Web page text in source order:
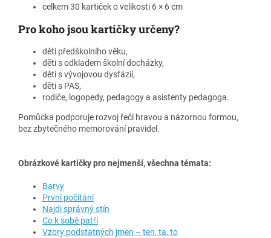
celkem 30 kartiček o velikosti 6 × 6 cm
Pro koho jsou kartičky určeny?
děti předškolního věku,
děti s odkladem školní docházky,
děti s vývojovou dysfázií,
děti s PAS,
rodiče, logopedy, pedagogy a asistenty pedagoga.
Pomůcka podporuje rozvoj řeči hravou a názornou formou,
bez zbytečného memorování pravidel.
Obrázkové kartičky pro nejmenší, všechna témata:
Barvy
První počítání
Najdi správný stín
Co k sobě patří
Vzory podstatných jmen – ten, ta, to